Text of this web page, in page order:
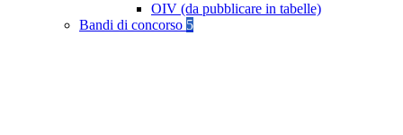
OIV (da pubblicare in tabelle)
Bandi di concorso 5